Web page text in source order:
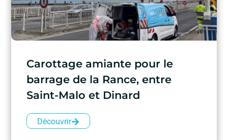
Carottage amiante pour le
barrage de la Rance, entre
Saint-Malo et Dinard
Découvrir